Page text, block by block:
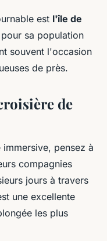
est l'île de
sa population
souvent l'occasion
de près.
de
pensez à
compagnies
jours à travers
une excellente
les plus